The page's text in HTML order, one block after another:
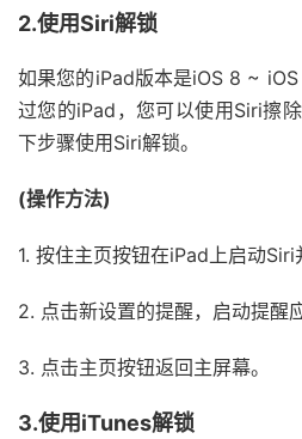
2.使用Siri解锁
如果您的iPad版本是iOS 8 ~
过您的iPad，您可以使用Siri擦
下步骤使用Siri解锁。
(操作方法)
1. 按住主页按钮在iPad上启动Siri
2. 点击新设置的提醒，启动提醒应
3. 点击主页按钮返回主屏幕。
3.使用iTunes解锁